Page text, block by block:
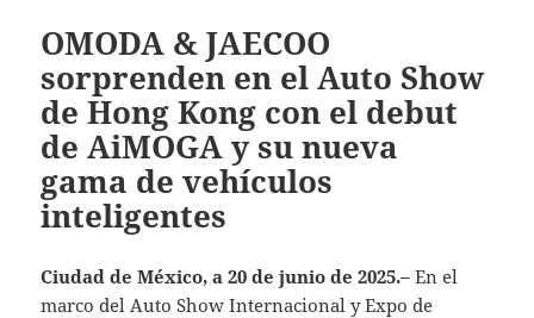
OMODA & JAECOO
sorprenden en el Auto Show
de Hong Kong con el debut
de AiMOGA y su nueva
gama de vehículos
inteligentes
Ciudad de México, a 20 de junio de 2025.– En el
marco del Auto Show Internacional y Expo de